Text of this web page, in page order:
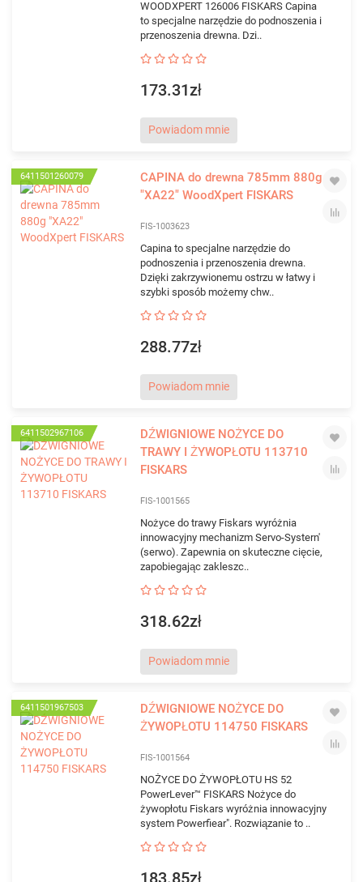
WOODXPERT 126006 FISKARS Capina
to specjalne narzędzie do podnoszenia i
przenoszenia drewna. Dzi..
173.31zł
Powiadom mnie
6411501260079
CAPINA do drewna 785mm 880g
"XA22" WoodXpert FISKARS
FIS-1003623
Capina to specjalne narzędzie do
podnoszenia i przenoszenia drewna.
Dzięki zakrzywionemu ostrzu w łatwy i
szybki sposób możemy chw..
288.77zł
Powiadom mnie
6411502967106
DŹWIGNIOWE NOŻYCE DO
TRAWY I ŻYWOPŁOTU 113710
FISKARS
FIS-1001565
Nożyce do trawy Fiskars wyróżnia
innowacyjny mechanizm Servo-Systern'
(serwo). Zapewnia on skuteczne cięcie,
zapobiegając zakleszc..
318.62zł
Powiadom mnie
6411501967503
DŹWIGNIOWE NOŻYCE DO
ŻYWOPŁOTU 114750 FISKARS
FIS-1001564
NOŻYCE DO ŻYWOPŁOTU HS 52
PowerLever™ FISKARS Nożyce do
żywopłotu Fiskars wyróżnia innowacyjny
system Powerfiear". Rozwiązanie to ..